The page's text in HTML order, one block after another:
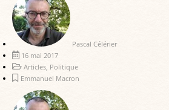
Pascal Célérier
16 mai 2017
Articles, Politique
Emmanuel Macron